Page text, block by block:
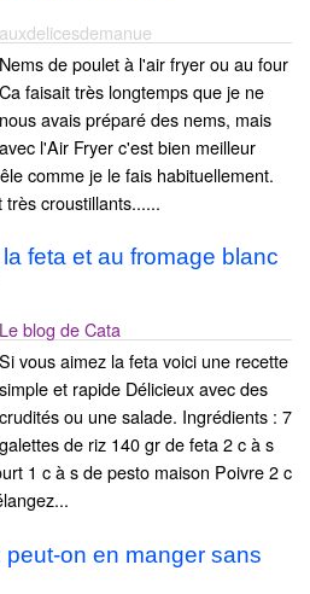
auxdelicesdemanue
Nems de poulet à l'air fryer ou au four
Ca faisait très longtemps que je ne
nous avais préparé des nems, mais
avec l'Air Fryer c'est bien meilleur
comme je le fais habituellement.
croustillants......
feta et au fromage blanc
Le blog de Cata
Si vous aimez la feta voici une recette
simple et rapide Délicieux avec des
crudités ou une salade. Ingrédients : 7
galettes de riz 140 gr de feta 2 c à s
1 c à s de pesto maison Poivre 2 c
on en manger sans